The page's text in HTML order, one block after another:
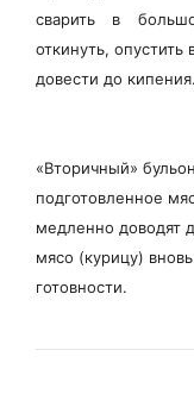
сварить в
откинуть, опустить
довести до кипения.
«Вторичный»
подготовленное
медленно доводят
мясо (курицу)
готовности.